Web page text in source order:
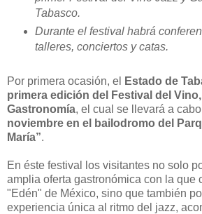
Tabasco.
Durante el festival habrá
talleres, conciertos y catas.
Por primera ocasión, el
Estado de
primera edición del Festival del
Gastronomía, el cual se llevará a cabo
noviembre en el bailodromo del
María”.
En éste festival los visitantes no solo
amplia oferta gastronómica con la que
"Edén" de México, sino que también
experiencia única al ritmo del jazz,